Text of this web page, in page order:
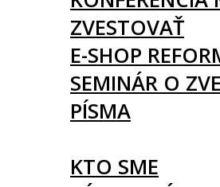
ZVESTOVAŤ
E-SHOP
SEMINÁR O
PÍSMA
KTO SME